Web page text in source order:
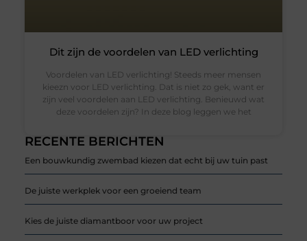
RECENTE BERICHTEN
Een bouwkundig zwembad kiezen dat echt bij uw tuin past
De juiste werkplek voor een groeiend team
Kies de juiste diamantboor voor uw project
Dit zijn de voordelen van LED verlichting
Voordelen van LED verlichting! Steeds meer mensen
kieezn voor LED verlichting. Dat is niet zo gek, want er
zijn veel voordelen aan LED verlichting. Benieuwd wat
deze voordelen zijn? In deze blog leggen we het